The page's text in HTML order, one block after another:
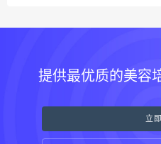
提供最优质的美容
立